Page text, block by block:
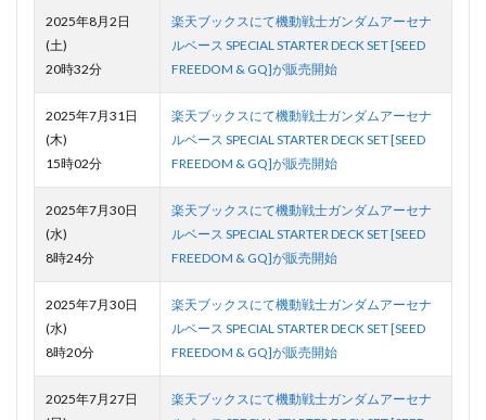
2025年8月2日
(土)
20時32分
楽天ブックスにて機動戦士ガンダムアーセナ
ルベース SPECIAL STARTER DECK SET [SEED
FREEDOM & GQ]が販売開始
2025年7月31日
(木)
15時02分
楽天ブックスにて機動戦士ガンダムアーセナ
ルベース SPECIAL STARTER DECK SET [SEED
FREEDOM & GQ]が販売開始
2025年7月30日
(水)
8時24分
楽天ブックスにて機動戦士ガンダムアーセナ
ルベース SPECIAL STARTER DECK SET [SEED
FREEDOM & GQ]が販売開始
2025年7月30日
(水)
8時20分
楽天ブックスにて機動戦士ガンダムアーセナ
ルベース SPECIAL STARTER DECK SET [SEED
FREEDOM & GQ]が販売開始
2025年7月27日
楽天ブックスにて機動戦士ガンダムアーセナ